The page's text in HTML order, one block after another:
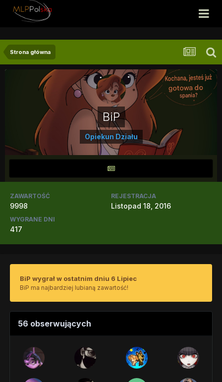
Strona główna
BiP
Opiekun Działu
ZAWARTOŚĆ
9998
REJESTRACJA
Listopad 18, 2016
WYGRANE DNI
417
BiP wygrał w ostatnim dniu 6 Lipiec
BiP ma najbardziej lubianą zawartość!
56 obserwujących